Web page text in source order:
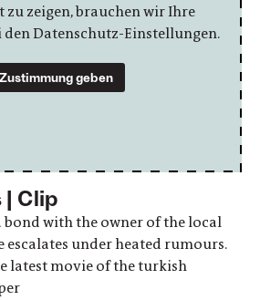
zu zeigen, brauchen wir Ihre
Datenschutz-Einstellungen.
Zustimmung geben
| Clip
bond with the owner of the local
escalates under heated rumours.
latest movie of the turkish